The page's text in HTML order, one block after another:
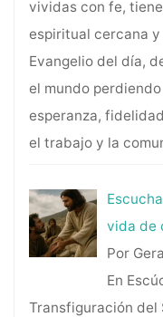
vividas con fe,
espiritual cercana
Evangelio del día,
el mundo
esperanza,
el trabajo y la
vida de
Por
En
Transfiguración del